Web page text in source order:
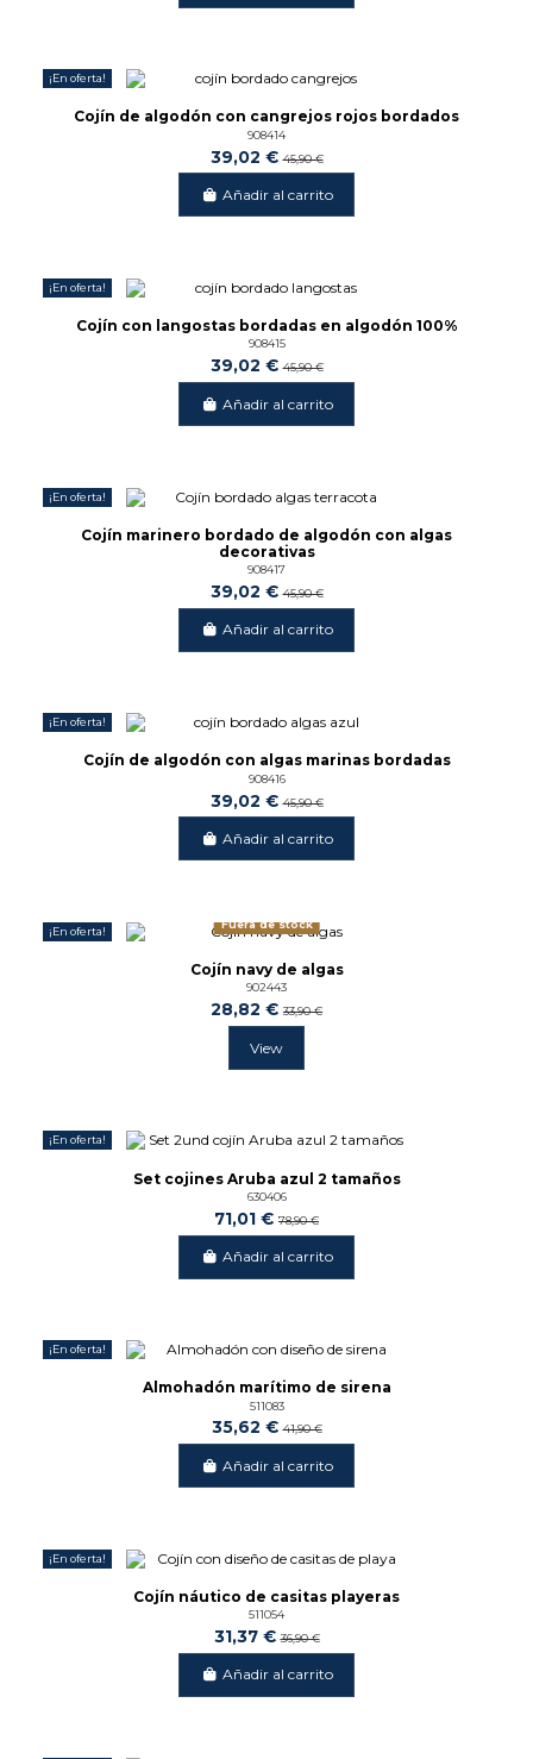
¡En oferta!
Cojín de algodón con cangrejos rojos bordados
908414
39,02 €45,90 €
Añadir al carrito
¡En oferta!
Cojín con langostas bordadas en algodón 100%
908415
39,02 €45,90 €
Añadir al carrito
¡En oferta!
Cojín marinero bordado de algodón con algas
decorativas
908417
39,02 €45,90 €
Añadir al carrito
¡En oferta!
Cojín de algodón con algas marinas bordadas
908416
39,02 €45,90 €
Añadir al carrito
¡En oferta!
Fuera de stock
Cojín navy de algas
902443
28,82 € 33,90 €
View
¡En oferta!
Set cojines Aruba azul 2 tamaños
630406
71,01 € 78,90 €
Añadir al carrito
¡En oferta!
Almohadón marítimo de sirena
511083
35,62 €41,90 €
Añadir al carrito
¡En oferta!
Cojín náutico de casitas playeras
511054
31,37 €36,90 €
Añadir al carrito